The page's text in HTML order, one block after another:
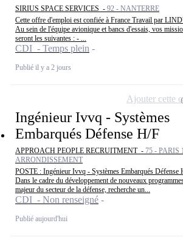
SIRIUS SPACE SERVICES - 92 - NANTERRE
Cette offre d'emploi est confiée à France Travail par
Au sein de l'équipe avionique et bancs d'essais, vos
seront les suivantes : - ...
CDI - Temps plein
Publié il y a 2 jours
Ingénieur Ivvq - Systèmes
Embarqués Défense H/F
APPROACH PEOPLE RECRUITMENT - 75 - PARIS
ARRONDISSEMENT
POSTE : Ingénieur Ivvq - Systèmes Embarqués
Dans le cadre du développement de nouveaux
majeur du secteur de la défense, recherche un...
CDI - Non renseigné
Publié aujourd'hui
Ajouter cette